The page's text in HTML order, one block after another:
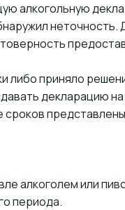
алкогольную
неточность.
приняло
декларацию
представлены
алкоголем или
периода.